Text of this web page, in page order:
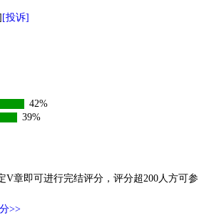
[投诉]
42%
39%
V章即可进行完结评分，评分超200人方可参
>>